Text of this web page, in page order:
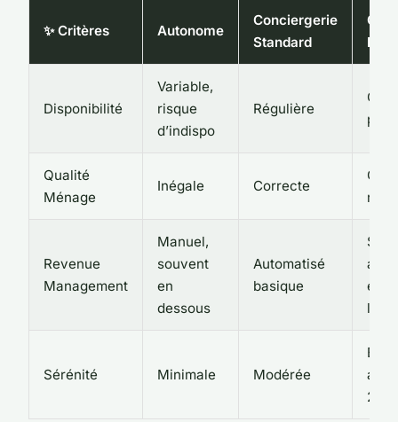
✨ Critères Autonome
Conciergerie
Standard
Disponibilité
Variable,
risque
d’indispo
Régulière
Qualité
Ménage
Inégale Correcte
Revenue
Management
Manuel,
souvent
en
dessous
Automatisé
basique
Sérénité Minimale Modérée
24/7